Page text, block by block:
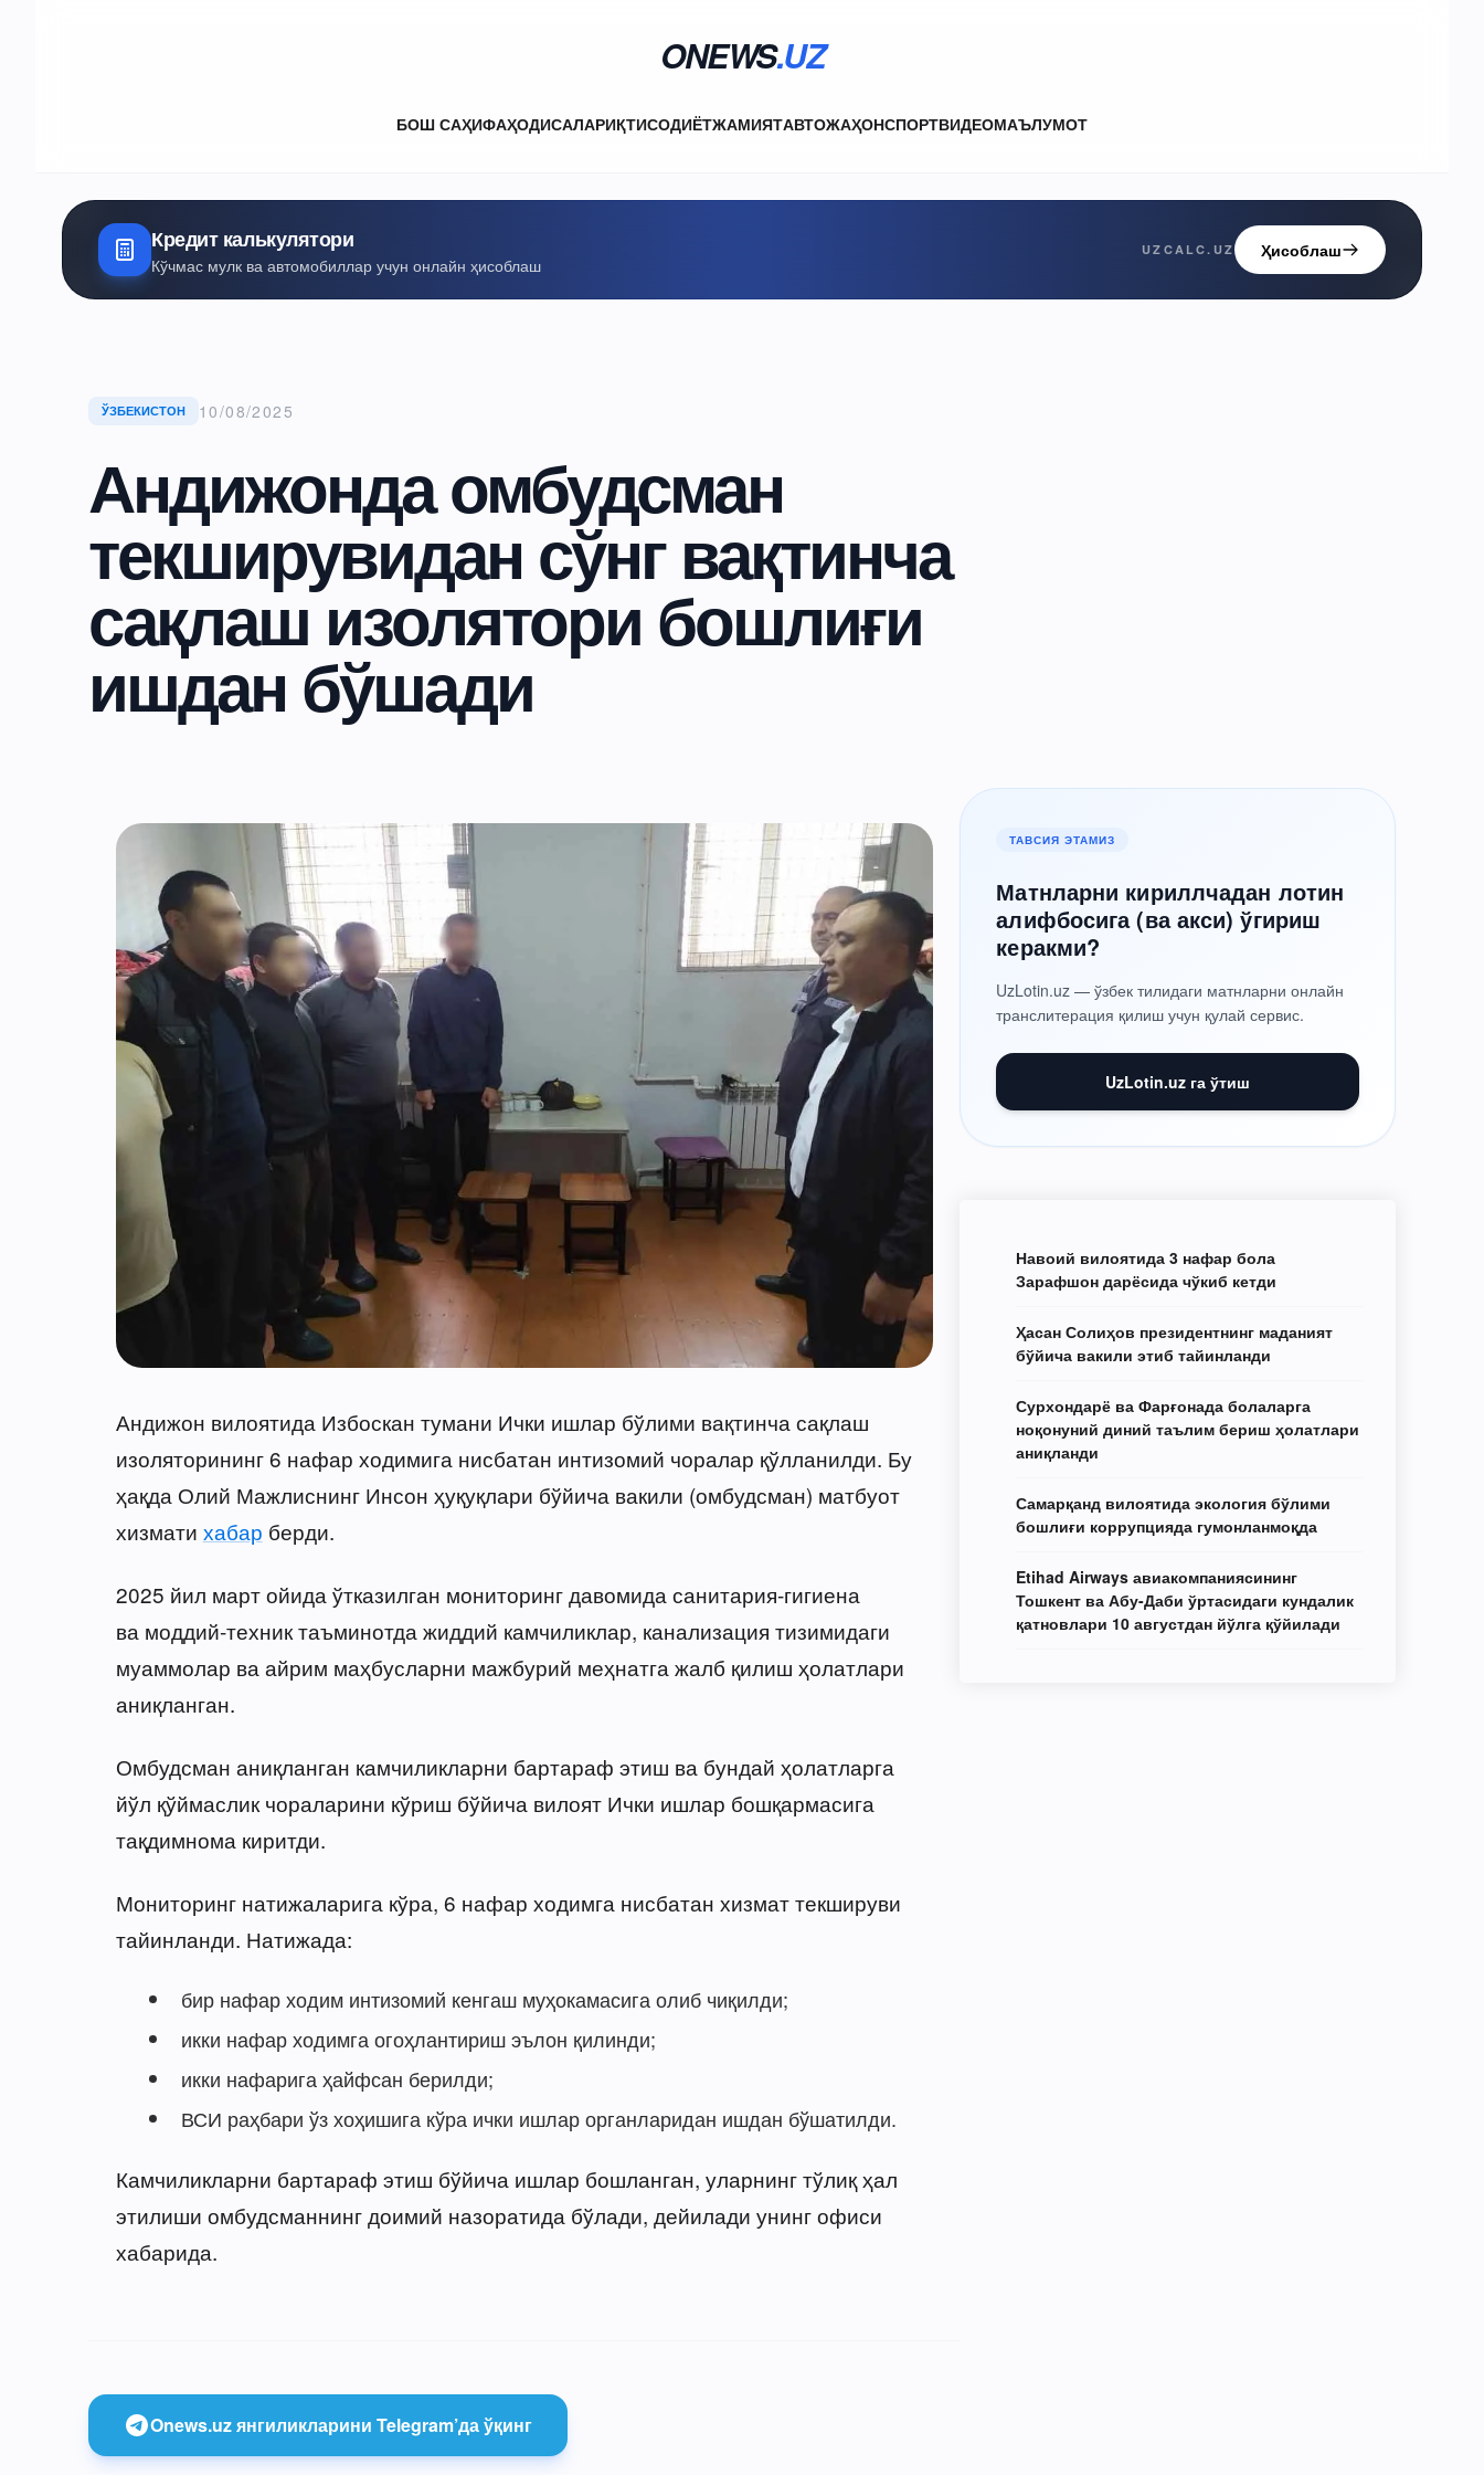
ONEWS.UZ
БОШ САҲИФАҲОДИСАЛАРИҚТИСОДИЁТЖАМИЯТАВТОЖАҲОНСПОРТВИДЕОМАЪЛУМОТ
Кредит калькулятори
Кўчмас мулк ва автомобиллар учун онлайн ҳисоблаш
UZCALC.UZ Ҳисоблаш
ЎЗБЕКИСТОН 10/08/2025
Андижонда омбудсман
текширувидан сўнг вақтинча
сақлаш изолятори бошлиғи
ишдан бўшади
Андижон вилоятида Избоскан тумани Ички ишлар бўлими вақтинча сақлаш
изоляторининг 6 нафар ходимига нисбатан интизомий чоралар қўлланилди. Бу
ҳақда Олий Мажлиснинг Инсон ҳуқуқлари бўйича вакили (омбудсман) матбуот
хизмати хабар берди.
2025 йил март ойида ўтказилган мониторинг давомида санитария-гигиена
ва моддий-техник таъминотда жиддий камчиликлар, канализация тизимидаги
муаммолар ва айрим маҳбусларни мажбурий меҳнатга жалб қилиш ҳолатлари
аниқланган.
Омбудсман аниқланган камчиликларни бартараф этиш ва бундай ҳолатларга
йўл қўймаслик чораларини кўриш бўйича вилоят Ички ишлар бошқармасига
тақдимнома киритди.
Мониторинг натижаларига кўра, 6 нафар ходимга нисбатан хизмат текшируви
тайинланди. Натижада:
бир нафар ходим интизомий кенгаш муҳокамасига олиб чиқилди;
икки нафар ходимга огоҳлантириш эълон қилинди;
икки нафарига ҳайфсан берилди;
ВСИ раҳбари ўз хоҳишига кўра ички ишлар органларидан ишдан бўшатилди.
Камчиликларни бартараф этиш бўйича ишлар бошланган, уларнинг тўлиқ ҳал
этилиши омбудсманнинг доимий назоратида бўлади, дейилади унинг офиси
хабарида.
Onews.uz янгиликларини Telegram’да ўқинг
ТАВСИЯ ЭТАМИЗ
Матнларни кириллчадан лотин
алифбосига (ва акси) ўгириш
керакми?
UzLotin.uz — ўзбек тилидаги матнларни онлайн
транслитерация қилиш учун қулай сервис.
UzLotin.uz га ўтиш
Навоий вилоятида 3 нафар бола
Зарафшон дарёсида чўкиб кетди
Ҳасан Солиҳов президентнинг маданият
бўйича вакили этиб тайинланди
Сурхондарё ва Фарғонада болаларга
ноқонуний диний таълим бериш ҳолатлари
аниқланди
Самарқанд вилоятида экология бўлими
бошлиғи коррупцияда гумонланмоқда
Etihad Airways авиакомпаниясининг
Тошкент ва Абу-Даби ўртасидаги кундалик
қатновлари 10 августдан йўлга қўйилади